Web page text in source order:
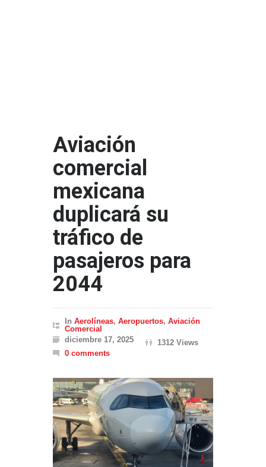
Aviación
comercial
mexicana
duplicará su
tráfico de
pasajeros para
2044
In Aerolíneas, Aeropuertos, Aviación
Comercial
diciembre 17, 2025
1312 Views
0 comments